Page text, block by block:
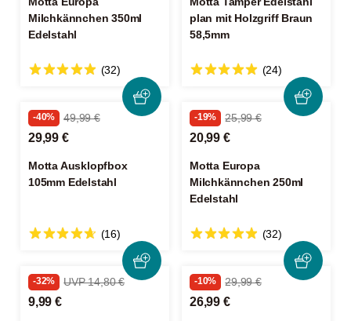
Milchkännchen 350ml
Edelstahl
(32)
plan mit Holzgriff Braun
58,5mm
(24)
-40% 49,99 €
29,99 €
Motta Ausklopfbox
105mm Edelstahl
(16)
-19% 25,99 €
20,99 €
Motta Europa
Milchkännchen 250ml
Edelstahl
(32)
-32% UVP 14,80 €
9,99 €
-10% 29,99 €
26,99 €